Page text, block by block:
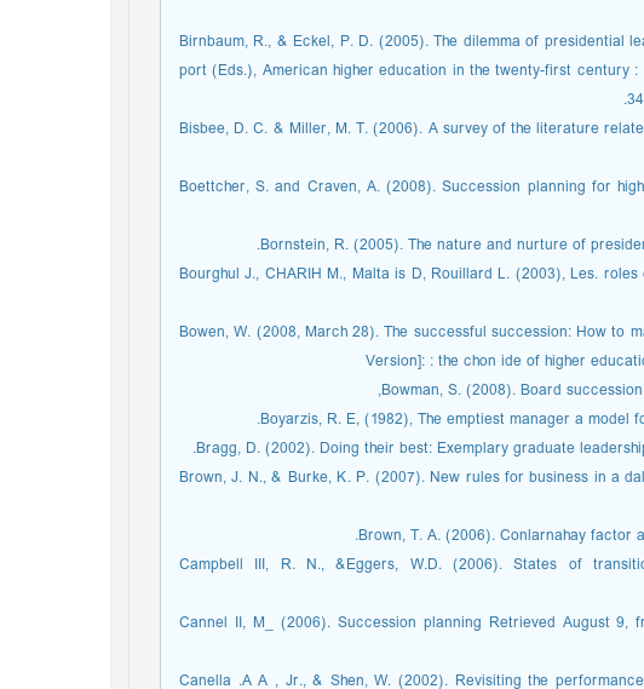
• Birnbaum, R., & Eckel, P. D. (2005). The dilemma of presidential
port (Eds.), American higher education in the twenty-first century
• Bisbee, D. C. & Miller, M. T. (2006). A survey of the literature
• Boettcher, S. and Craven, A. (2008). Succession planning for
• Bourghul J., CHARIH M., Malta is D, Rouillard L. (2003), Les.
• Bowen, W. (2008, March 28). The successful succession: How
Version]: : the chon ide of higher
• Brown, J. N., & Burke, K. P. (2007). New rules for business in a
• Campbell III, R. N., &Eggers, W.D. (2006). States of
• Cannel II, M_ (2006). Succession planning Retrieved August
• Canella .A A , Jr., & Shen, W. (2002). Revisiting the